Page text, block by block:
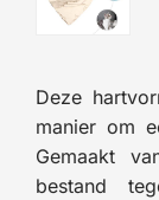
Deze
manier om
Gemaakt
bestand